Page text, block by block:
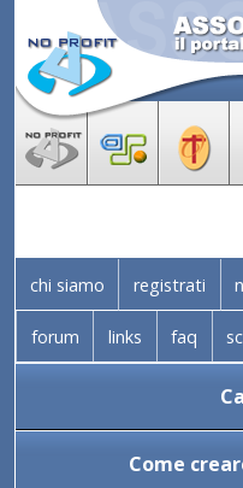
chi siamo registrati
forum links faq
Come